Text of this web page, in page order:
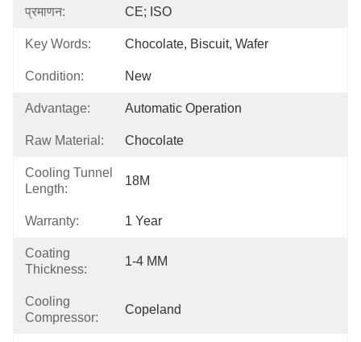
प्रमाणन: CE; ISO
Key Words: Chocolate, Biscuit, Wafer
Condition: New
Advantage: Automatic Operation
Raw Material: Chocolate
Cooling Tunnel
Length:
18M
Warranty: 1 Year
Coating
Thickness:
1-4 MM
Cooling
Compressor:
Copeland